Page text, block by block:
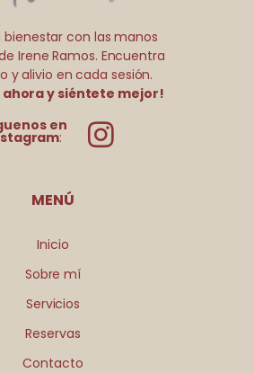
bienestar con las manos
Irene Ramos. Encuentra
y alivio en cada sesión.
ahora y siéntete mejor!
en
:
MENÚ
Inicio
Sobre mí
Servicios
Reservas
Contacto